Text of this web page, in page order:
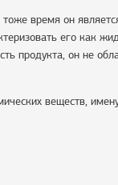
тоже время он
его как
продукта, он не
веществ,